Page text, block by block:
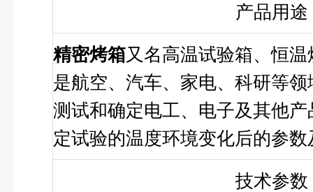
产品用途
精密烤箱又名高温试验箱、恒
是航空、汽车、家电、科研等
测试和确定电工、电子及其他
定试验的温度环境变化后的参数
技术参数